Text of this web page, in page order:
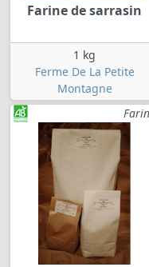
Farine de sarrasin
1 kg
Ferme De La Petite
Montagne